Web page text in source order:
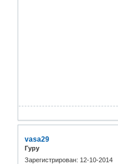
vasa29
Гуру
Зарегистрирован: 12-10-2014